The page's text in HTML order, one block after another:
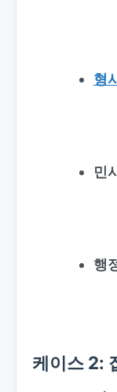
형
민
행
케이스 2: